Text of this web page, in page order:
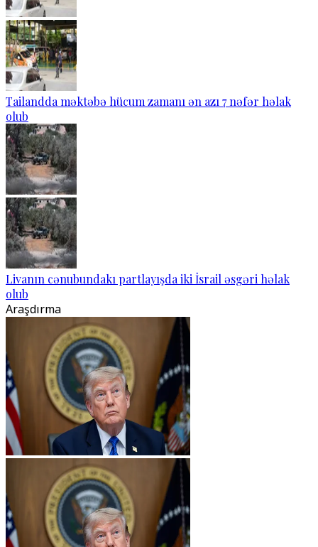
Tailandda məktəbə hücum zamanı ən azı 7 nəfər həlak
olub
Livanın cənubundakı partlayışda iki İsrail əsgəri həlak
olub
Araşdırma